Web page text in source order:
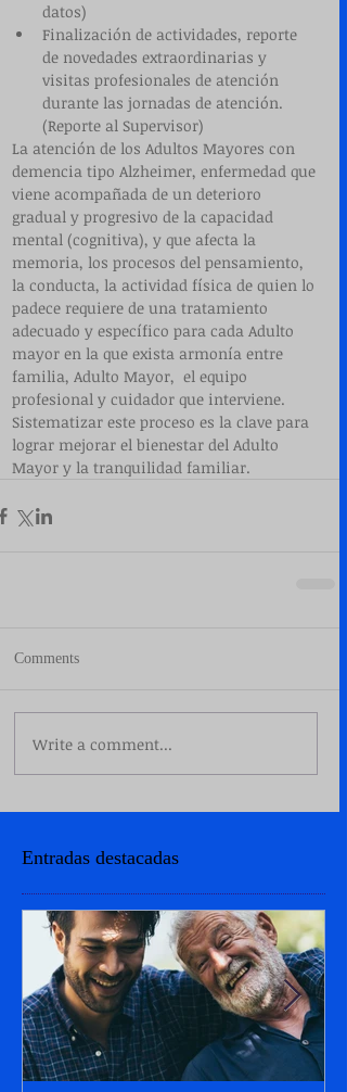
datos)
Finalización de actividades, reporte
de novedades extraordinarias y
visitas profesionales de atención
durante las jornadas de atención.
(Reporte al Supervisor)
La atención de los Adultos Mayores con
demencia tipo Alzheimer, enfermedad que
viene acompañada de un deterioro
gradual y progresivo de la capacidad
mental (cognitiva), y que afecta la
memoria, los procesos del pensamiento,
la conducta, la actividad física de quien lo
padece requiere de una tratamiento
adecuado y específico para cada Adulto
mayor en la que exista armonía entre
familia, Adulto Mayor,  el equipo
profesional y cuidador que interviene.
Sistematizar este proceso es la clave para
lograr mejorar el bienestar del Adulto
Mayor y la tranquilidad familiar.
Comments
Write a comment...
Entradas destacadas